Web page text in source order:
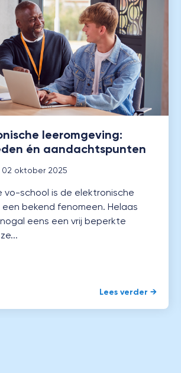
leeromgeving:
én aandachtspunten
02 oktober 2025
vo-school is de elektronische
bekend fenomeen. Helaas
eens een vrij beperkte
Lees verder →